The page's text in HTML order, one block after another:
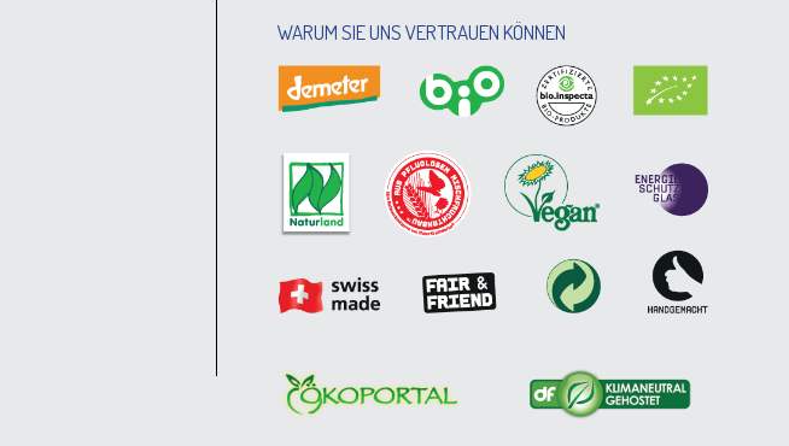
WARUM SIE UNS VERTRAUEN KÖNNEN